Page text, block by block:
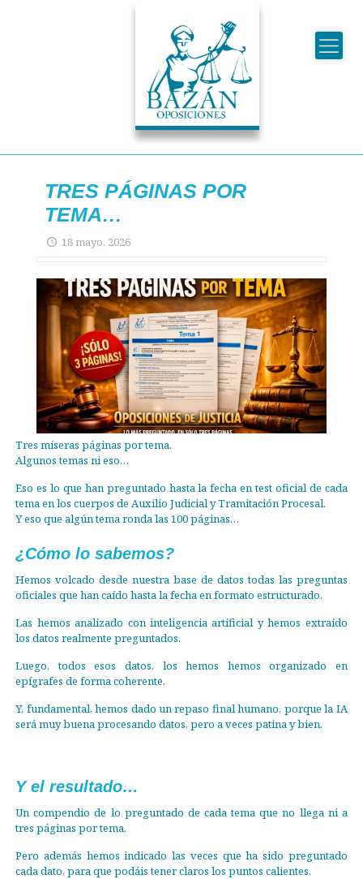
TRES PÁGINAS POR
TEMA…
18 mayo, 2026
Tres míseras páginas por tema.
Algunos temas ni eso…
Eso es lo que han preguntado hasta la fecha en test oficial de cada
tema en los cuerpos de Auxilio Judicial y Tramitación Procesal.
Y eso que algún tema ronda las 100 páginas…
¿Cómo lo sabemos?
Hemos volcado desde nuestra base de datos todas las preguntas
oficiales que han caído hasta la fecha en formato estructurado.
Las hemos analizado con inteligencia artificial y hemos extraído
los datos realmente preguntados.
Luego, todos esos datos, los hemos hemos organizado en
epígrafes de forma coherente.
Y, fundamental, hemos dado un repaso final humano, porque la IA
será muy buena procesando datos, pero a veces patina y bien.
Y el resultado…
Un compendio de lo preguntado de cada tema que no llega ni a
tres páginas por tema.
Pero además hemos indicado las veces que ha sido preguntado
cada dato, para que podáis tener claros los puntos calientes.